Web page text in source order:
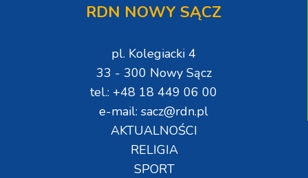
RDN NOWY SĄCZ
pl. Kolegiacki 4
33 - 300 Nowy Sącz
tel.: +48 18 449 06 00
e-mail: sacz@rdn.pl
AKTUALNOŚCI
RELIGIA
SPORT